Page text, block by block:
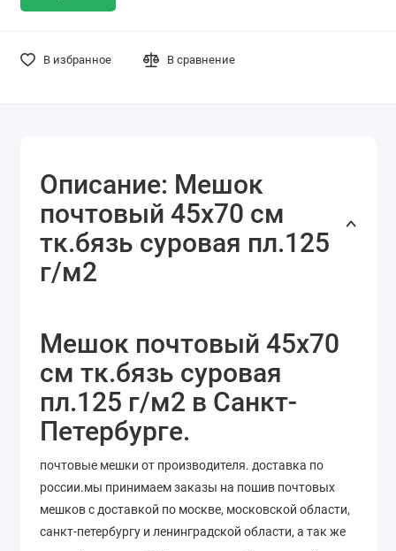
В избранное В сравнение
Описание: Мешок
почтовый 45x70 см
тк.бязь суровая пл.125
г/м2
Мешок почтовый 45x70
см тк.бязь суровая
пл.125 г/м2 в Санкт-
Петербурге.
почтовые мешки от производителя. доставка по
россии.мы принимаем заказы на пошив почтовых
мешков с доставкой по москве, московской области,
санкт-петербургу и ленинградской области, а так же